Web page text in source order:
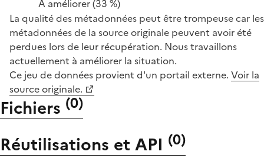
À améliorer(33 %)
La qualité des métadonnées peut être trompeuse car les
métadonnées de la source originale peuvent avoir été
perdues lors de leur récupération. Nous travaillons
actuellement à améliorer la situation.
Ce jeu de données provient d'un portail externe. Voir la
source originale.
Fichiers (0)
Réutilisations et API (0)